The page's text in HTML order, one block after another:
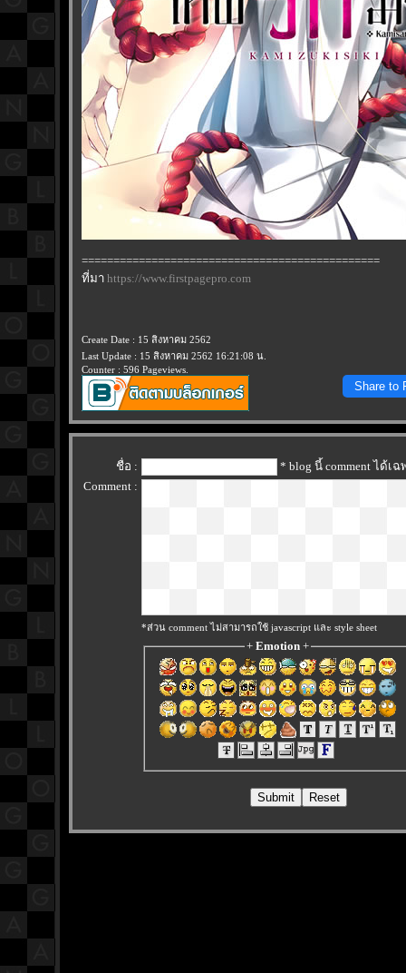
===============================================
ที่มา https://www.firstpagepro.com
Create Date : 15 สิงหาคม 2562
Last Update : 15 สิงหาคม 2562 16:21:08 น.
Counter : 596 Pageviews.
Share to
ชื่อ :
* blog นี้ comment ได้เ
Comment :
*ส่วน comment ไม่สามารถใช้ javascript และ style sheet
+ Emotion+